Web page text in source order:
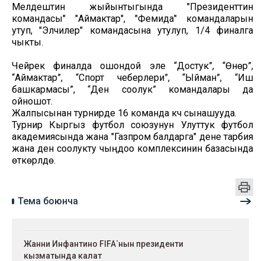
Мелдештин жыйынтыгында "Президенттин
командасы" "Аймактар", "Фемида" командаларын
утуп, "Элчилер" командасына утулуп, 1/4 финалга
чыкты.
Чейрек финалда ошондой эле “Достук”, “Өнөр”,
“Аймактар”, “Спорт чеберлери”, “Ыйман”, “Иш
башкармасы”, “Ден соолук” командалары да
ойношот.
Жалпысынан турнирде 16 команда күч сынашууда.
Турнир Кыргыз футбол союзунун Улуттук футбол
академиясында жана "Газпром балдарга" дене тарбия
жана ден соолукту чыңдоо комплексинин базасында
өткөрүлүүдө.
Тема боюнча
Жанни Инфантино FIFA`нын президенти
кызматында калат